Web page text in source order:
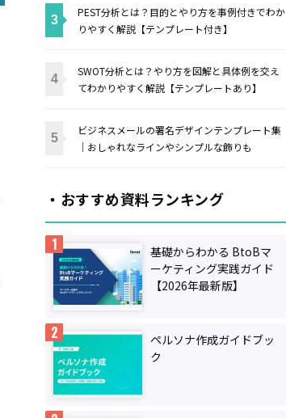
PEST分析とは？目的とやり方を事例付きでわか
りやすく解説【テンプレート付き】
SWOT分析とは？やり方を図解と具体例を交え
てわかりやすく解説【テンプレートあり】
ビジネスメールの署名デザインテンプレート集
｜おしゃれなラインやシンプルな飾りも
・おすすめ資料ランキング
基礎からわかる BtoBマ
ーケティング実践ガイド
【2026年最新版】
ペルソナ作成ガイドブッ
ク